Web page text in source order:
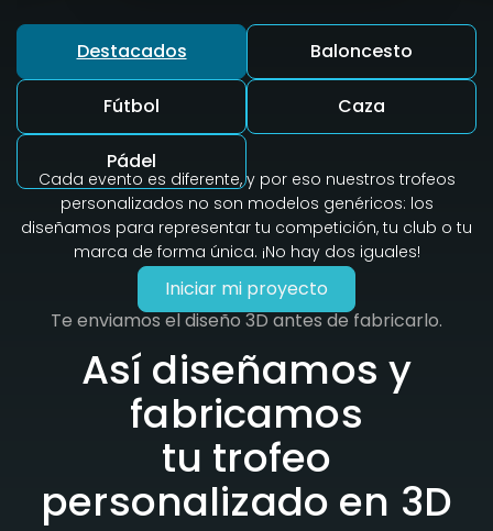
Destacados Baloncesto
Fútbol Caza
Pádel
Cada evento es diferente, y por eso nuestros trofeos
personalizados no son modelos genéricos: los
diseñamos para representar tu competición, tu club o tu
marca de forma única. ¡No hay dos iguales!
Iniciar mi proyecto
Te enviamos el diseño 3D antes de fabricarlo.
Así diseñamos y
fabricamos
tu trofeo
personalizado en 3D